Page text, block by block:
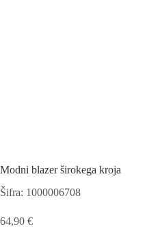
Modni blazer širokega kroja
Šifra: 1000006708
64,90 €